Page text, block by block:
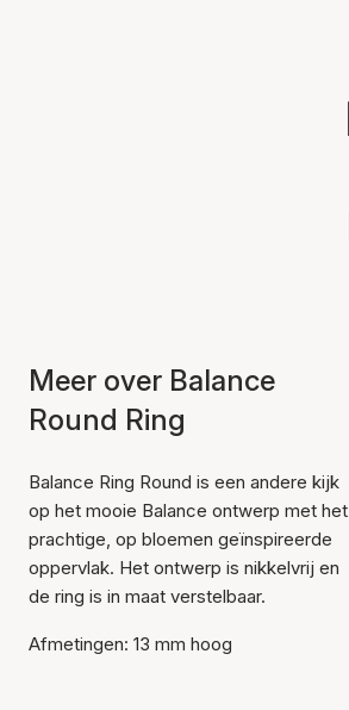
Meer over Balance
Round Ring
Balance Ring Round is een andere kijk
op het mooie Balance ontwerp met het
prachtige, op bloemen geïnspireerde
oppervlak. Het ontwerp is nikkelvrij en
de ring is in maat verstelbaar.
Afmetingen: 13 mm hoog